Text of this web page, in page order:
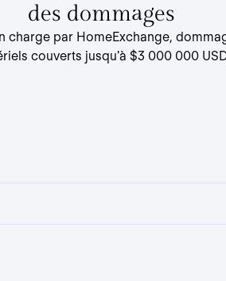
des dommages
charge par HomeExchange,
couverts jusqu'à $3 000 000